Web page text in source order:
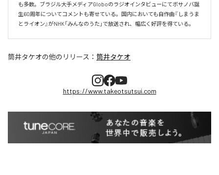
も多数。ブラジル大手メディアGloboのラジオインタビューにてボサノバ誕
生60周年についてコメントも寄せている。国内においても自作曲『しまうま
とライオン』がNHK「みんなのうた」で放送され、幅広く好評を得ている。
筒井タケオの他のリリース： 筒井タケオ
https://www.takeotsutsui.com